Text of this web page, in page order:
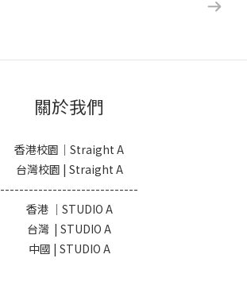
關於我們
香港校園｜Straight A
台灣校園 | Straight A
-----------------------------
香港 ｜STUDIO A
台灣 | STUDIO A
中國 | STUDIO A